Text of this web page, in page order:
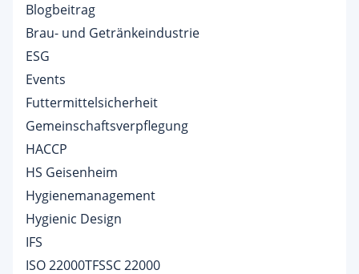
Blogbeitrag
Brau- und Getränkeindustrie
ESG
Events
Futtermittelsicherheit
Gemeinschaftsverpflegung
HACCP
HS Geisenheim
Hygienemanagement
Hygienic Design
IFS
ISO 22000TFSSC 22000